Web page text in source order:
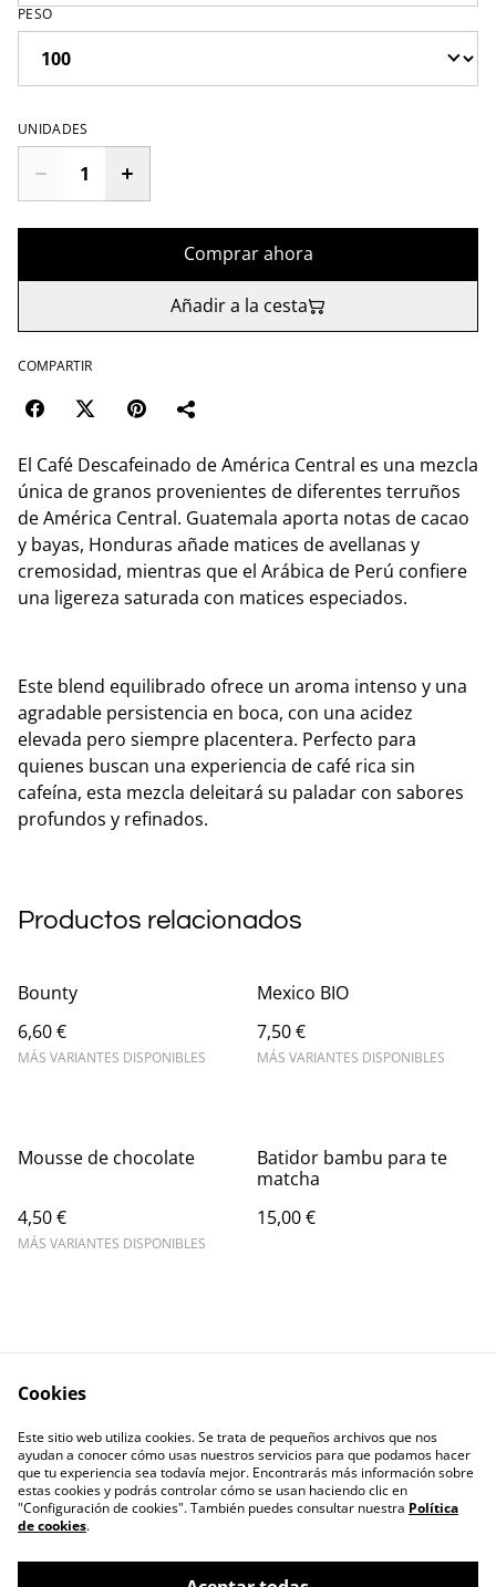
PESO
UNIDADES
Comprar ahora
Añadir a la cesta
COMPARTIR
El Café Descafeinado de América Central es una mezcla
única de granos provenientes de diferentes terruños
de América Central. Guatemala aporta notas de cacao
y bayas, Honduras añade matices de avellanas y
cremosidad, mientras que el Arábica de Perú confiere
una ligereza saturada con matices especiados.
Este blend equilibrado ofrece un aroma intenso y una
agradable persistencia en boca, con una acidez
elevada pero siempre placentera. Perfecto para
quienes buscan una experiencia de café rica sin
cafeína, esta mezcla deleitará su paladar con sabores
profundos y refinados.
Productos relacionados
Bounty
6,60 €
MÁS VARIANTES DISPONIBLES
Mexico BIO
7,50 €
MÁS VARIANTES DISPONIBLES
Mousse de chocolate
4,50 €
MÁS VARIANTES DISPONIBLES
Batidor bambu para te
matcha
15,00 €
Privacy Policy
Cookie Policy
Contactos
Cookies
Este sitio web utiliza cookies. Se trata de pequeños archivos que nos
ayudan a conocer cómo usas nuestros servicios para que podamos hacer
que tu experiencia sea todavía mejor. Encontrarás más información sobre
estas cookies y podrás controlar cómo se usan haciendo clic en
"Configuración de cookies". También puedes consultar nuestra Política
de cookies.